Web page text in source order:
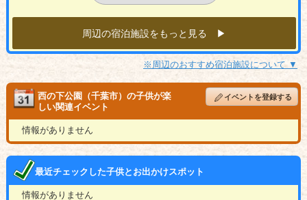
周辺の宿泊施設をもっと見る ▶︎
※周辺のおすすめ宿泊施設について ▼
西の下公園（千葉市）の子供が楽
しい関連イベント
イベントを登録する
情報がありません
最近チェックした子供とお出かけスポット
情報がありません